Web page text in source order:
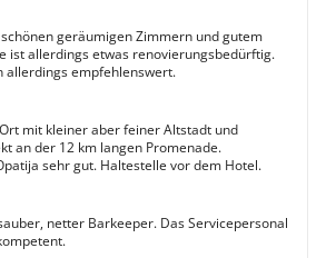
geräumigen Zimmern und gutem
ist allerdings etwas renovierungsbedürftig.
allerdings empfehlenswert.
mit kleiner aber feiner Altstadt und
an der 12 km langen Promenade.
sehr gut. Haltestelle vor dem Hotel.
netter Barkeeper. Das Servicepersonal